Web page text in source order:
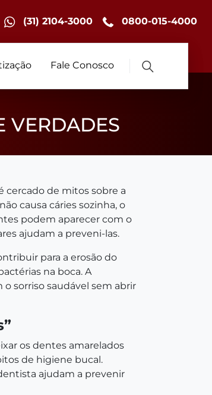
(31) 2104-3000 0800-015-4000
Fale Conosco
VERDADES
cercado de mitos sobre a
causa cáries sozinha, o
podem aparecer com o
ajudam a preveni-las.
para a erosão do
na boca. A
sorriso saudável sem abrir
os dentes amarelados
de higiene bucal.
ajudam a prevenir